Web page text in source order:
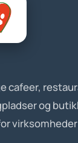
cafeer,
og